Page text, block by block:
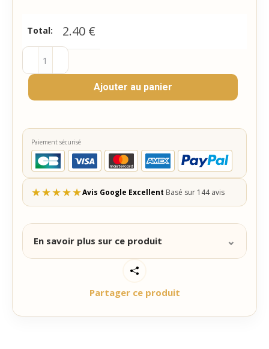
Total: 2.40 €
quantité
de
Cadeau
2
Chamallows
personnalisés
Ajouter au panier
Paiement sécurisé
★★★★★Avis Google Excellent Basé sur 144 avis
En savoir plus sur ce produit ⌄
Cadeau d’invité de 2 guimauves carrées, blanches,
moelleuses présentées dans une pochette
transparente fermée par un ruban. Rappelant les
sucré.
Partager ce produit